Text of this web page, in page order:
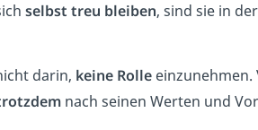
selbst treu bleiben, sind sie in
darin, keine Rolle einzunehmen.
nach seinen Werten und